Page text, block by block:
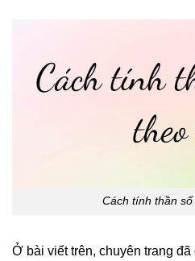
Cách tính thần
Ở bài viết trên, chuyên trang